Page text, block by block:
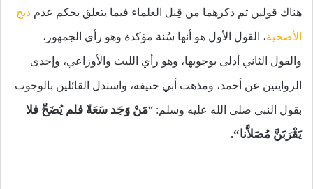
هناك قولين تم ذكرهما من قِبل العلماء فيما يتعلق بحكم عدم ذبح
الأضحية، القول الأول هو أنها سُنة مؤكدة وهو رأي الجمهور،
والقول الثاني أدلى بوجوبها، وهو رأي الليث والأوزاعي، وإحدى
الروايتين عن أحمد، ومذهب أبي حنيفة، واستدل القائلين بالوجوب
بقول النبي صلى الله عليه وسلم: “مَنْ وَجَد سَعَةً فلم يُضَحِّ فلا
يَقْرَبَنَّ مُصَلاَّنا“.